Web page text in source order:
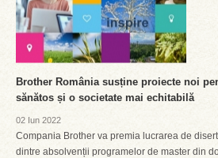
Brother România susține proiecte noi
sănătos și o societate mai echitabilă
02 Iun 2022
Compania Brother va premia lucrarea de
dintre absolvenții programelor de master din